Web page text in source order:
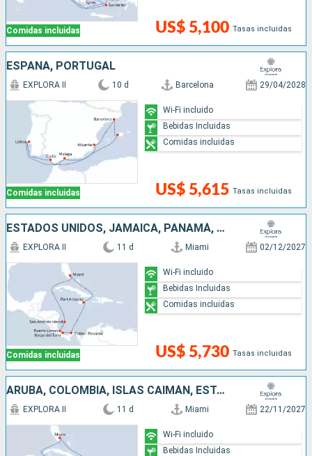
Comidas incluidas US$ 5,100 Tasas incluidas
ESPAÑA, PORTUGAL
Comidas incluidas
EXPLORA II 10 d Barcelona 29/04/2028
US$ 5,615 Tasas incluidas
Wi-Fi incluido
Bebidas Incluidas
Comidas incluidas
ESTADOS UNIDOS, JAMAICA, PANAMÁ, COSTA RICA, COLOMBIA
Comidas incluidas
EXPLORA II 11 d Miami 02/12/2027
US$ 5,730 Tasas incluidas
Wi-Fi incluido
Bebidas Incluidas
Comidas incluidas
ARUBA, COLOMBIA, ISLAS CAIMÁN, ESTADOS UNIDOS
EXPLORA II 11 d Miami 22/11/2027
Wi-Fi incluido
Bebidas Incluidas